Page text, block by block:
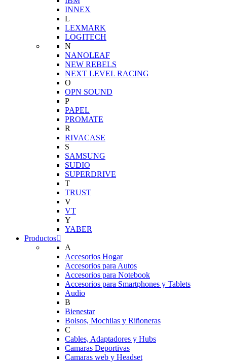
INNEX
L
LEXMARK
LOGITECH
N
NANOLEAF
NEW REBELS
NEXT LEVEL RACING
O
OPN SOUND
P
PAPEL
PROMATE
R
RIVACASE
S
SAMSUNG
SUDIO
SUPERDRIVE
T
TRUST
V
VT
Y
YABER
Productos
A
Accesorios Hogar
Accesorios para Autos
Accesorios para Notebook
Accesorios para Smartphones y Tablets
Audio
B
Bienestar
Bolsos, Mochilas y Riñoneras
C
Cables, Adaptadores y Hubs
Camaras Deportivas
Camaras web y Headset